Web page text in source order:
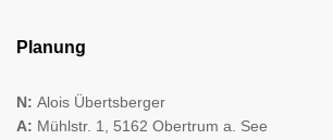
Planung
N: Alois Übertsberger
A: Mühlstr. 1, 5162 Obertrum a. See